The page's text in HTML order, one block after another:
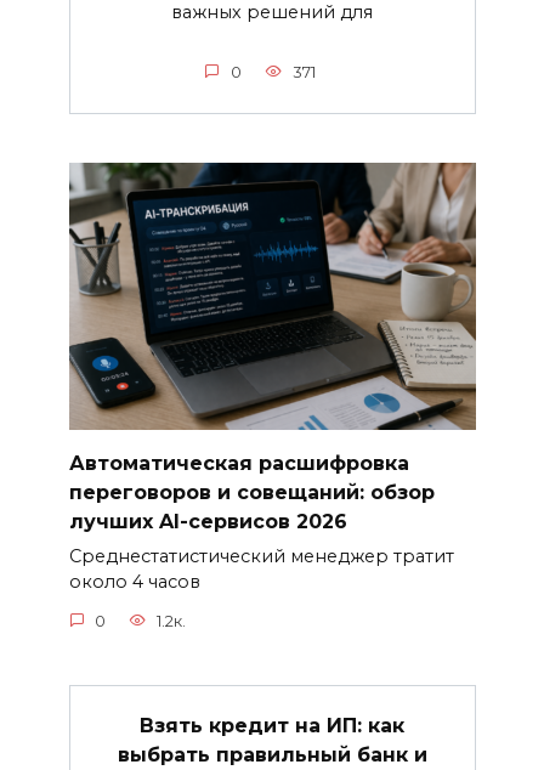
важных решений для
0 371
Автоматическая расшифровка
переговоров и совещаний: обзор
лучших AI-сервисов 2026
Среднестатистический менеджер тратит
около 4 часов
0 1.2к.
Взять кредит на ИП: как
выбрать правильный банк и